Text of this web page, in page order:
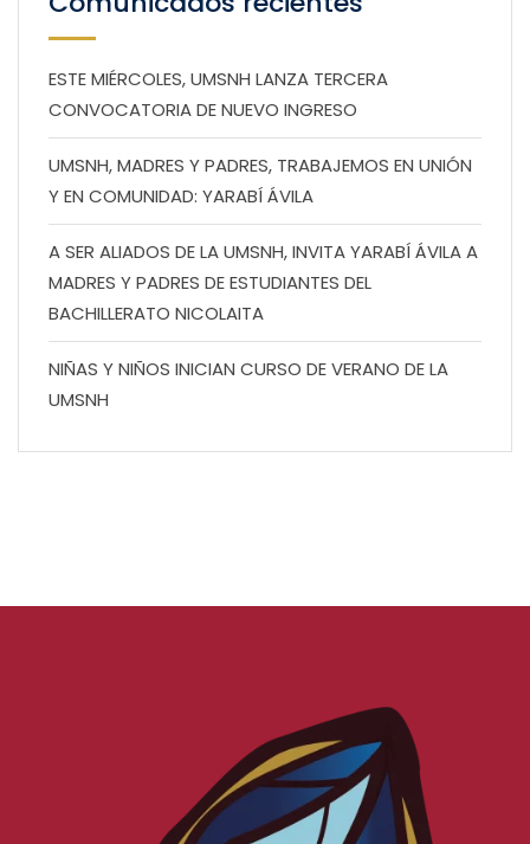
ESTE MIÉRCOLES, UMSNH LANZA TERCERA
CONVOCATORIA DE NUEVO INGRESO
UMSNH, MADRES Y PADRES, TRABAJEMOS EN UNIÓN
Y EN COMUNIDAD: YARABÍ ÁVILA
A SER ALIADOS DE LA UMSNH, INVITA YARABÍ ÁVILA A
MADRES Y PADRES DE ESTUDIANTES DEL
BACHILLERATO NICOLAITA
NIÑAS Y NIÑOS INICIAN CURSO DE VERANO DE LA
UMSNH